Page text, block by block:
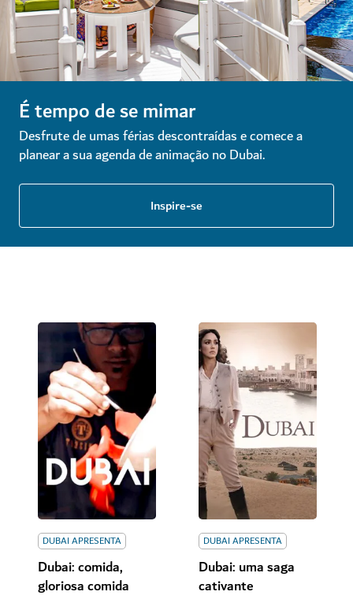
É tempo de se mimar
Desfrute de umas férias descontraídas e comece a
planear a sua agenda de animação no Dubai.
Inspire-se
DUBAI APRESENTA
Dubai: comida,
gloriosa comida
DUBAI APRESENTA
Dubai: uma saga
cativante